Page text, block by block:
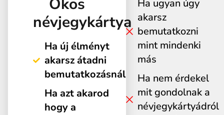
Okos
névjegykártya
Ha új élményt
akarsz átadni
bemutatkozásnál
Ha azt akarod
hogy a
Ha ugyan úgy
akarsz
bemutatkozni
mint mindenki
más
Ha nem érdekel
mit gondolnak a
névjegykártyádról